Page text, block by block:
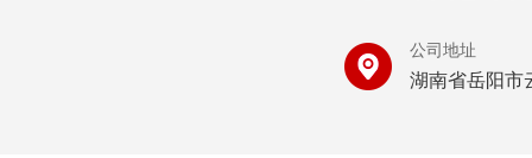
公司地址
湖南省岳阳市